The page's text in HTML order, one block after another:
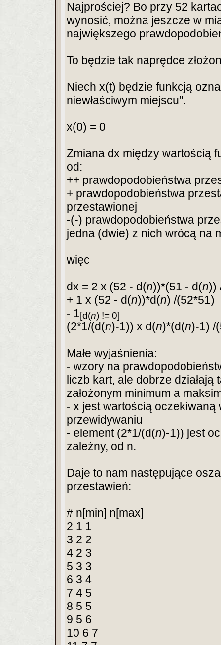
Najprościej? Bo przy 52
wynosić, można jeszcze w
największego
To będzie tak naprędce
Niech x(t) będzie funkcją
niewłaściwym miejscu".
x(0) = 0
Zmiana dx między wartością
od:
++ prawdopodobieństwa
+ prawdopodobieństwa
przestawionej
-(-) prawdopodobieństwa
jedna (dwie) z nich wrócą na
więc
dx = 2 x (52 - d(n))*(51 - d(n))
+ 1 x (52 - d(n))*d(n) /(52*51)
- 1[d(n) != 0]
(2*1/(d(n)-1)) x d(n)*(d(n)-1) /
Małe wyjaśnienia:
- wzory na
liczb kart, ale dobrze
założonym minimum a
- x jest wartością oczekiwaną
przewidywaniu
- element (2*1/(d(n)-1)) jest
zależny, od n.
Daje to nam następujące
przestawień:
# n[min] n[max]
2 1 1
3 2 2
4 2 3
5 3 3
6 3 4
7 4 5
8 5 5
9 5 6
10 6 7